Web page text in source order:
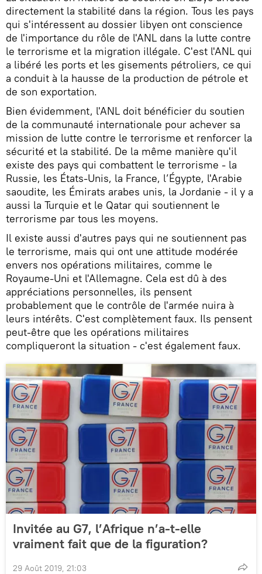
directement la stabilité dans la région. Tous les pays
qui s'intéressent au dossier libyen ont conscience
de l'importance du rôle de l'ANL dans la lutte contre
le terrorisme et la migration illégale. C'est l'ANL qui
a libéré les ports et les gisements pétroliers, ce qui
a conduit à la hausse de la production de pétrole et
de son exportation.
Bien évidemment, l'ANL doit bénéficier du soutien
de la communauté internationale pour achever sa
mission de lutte contre le terrorisme et renforcer la
sécurité et la stabilité. De la même manière qu'il
existe des pays qui combattent le terrorisme - la
Russie, les États-Unis, la France, l’Égypte, l'Arabie
saoudite, les Émirats arabes unis, la Jordanie - il y a
aussi la Turquie et le Qatar qui soutiennent le
terrorisme par tous les moyens.
Il existe aussi d'autres pays qui ne soutiennent pas
le terrorisme, mais qui ont une attitude modérée
envers nos opérations militaires, comme le
Royaume-Uni et l'Allemagne. Cela est dû à des
appréciations personnelles, ils pensent
probablement que le contrôle de l'armée nuira à
leurs intérêts. C'est complètement faux. Ils pensent
peut-être que les opérations militaires
compliqueront la situation - c'est également faux.
Invitée au G7, l’Afrique n’a-t-elle
vraiment fait que de la figuration?
29 Août 2019, 21:03